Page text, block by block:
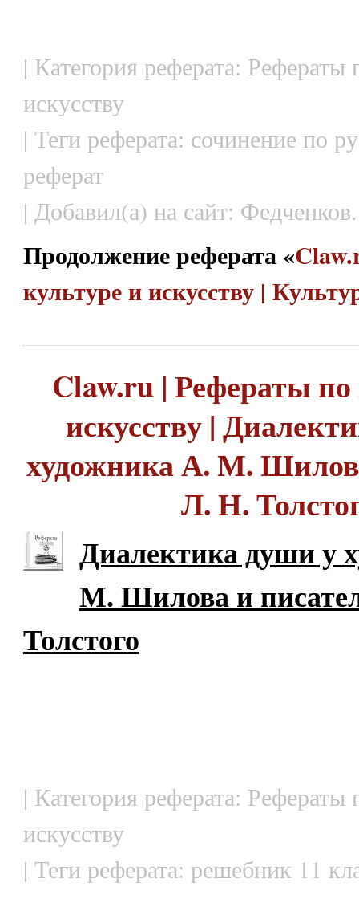
| Категория реферата: Рефераты
искусству
| Теги реферата: сочинение по
реферат
| Добавил(а) на сайт: Федченков.
Продолжение реферата «
культуре и искусству |
Claw.ru | Рефераты по
искусству |
художника А. М.
Л. Н.
Диалектика души у
М. Шилова и
Толстого
| Категория реферата: Рефераты
искусству
| Теги реферата: решебник 11